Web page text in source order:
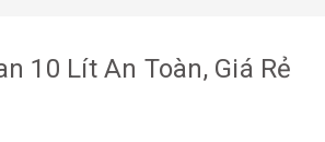
10 Lít An Toàn, Giá Rẻ